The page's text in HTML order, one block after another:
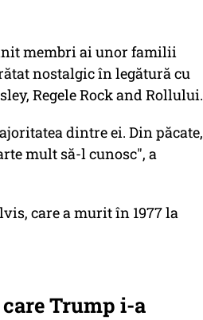
membri ai unor familii
nostalgic în legătură cu
Regele Rock and Rollului.
dintre ei. Din păcate,
mult să-l cunosc", a
care a murit în 1977 la
Trump i-a